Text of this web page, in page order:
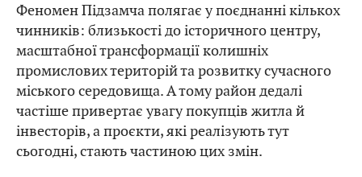
Феномен Підзамча полягає у поєднанні кількох
чинників: близькості до історичного центру,
масштабної трансформації колишніх
промислових територій та розвитку сучасного
міського середовища. А тому район дедалі
частіше привертає увагу покупців житла й
інвесторів, а проєкти, які реалізують тут
сьогодні, стають частиною цих змін.